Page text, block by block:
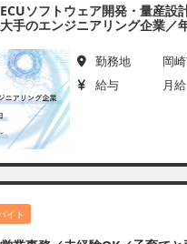
ECUソフトウェア開発・量産設
手のエンジニアリング企業／
勤務地
岡
給与
月給
イト